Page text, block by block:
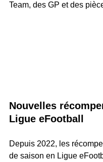
Team, des GP et des
Nouvelles
Ligue eFootball
Depuis 2022, les
de saison en Ligue